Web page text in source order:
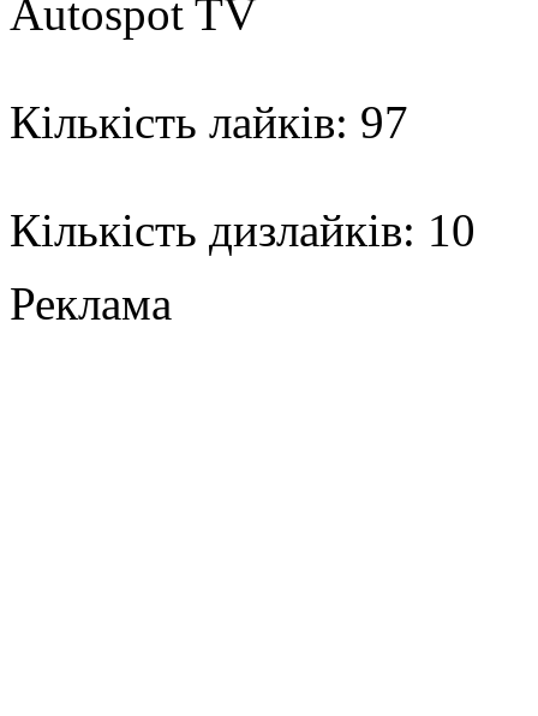
Autospot TV
Кількість лайків: 97
Кількість дизлайків: 10
Реклама